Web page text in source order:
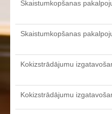
Mācību stundu norises laiki
Normatīvie akti
Mācīšanās grupas
Individuālie nepieciešamie
Skaistumkopšanas
Skaistumkopšanas
Kokizstrādājumu
Kokizstrādājumu